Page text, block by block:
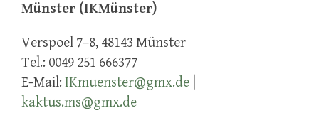
Münster (IKMünster)
Verspoel 7–8, 48143 Münster
Tel.: 0049 251 666377
E-Mail: IKmuenster@gmx.de
kaktus.ms@gmx.de